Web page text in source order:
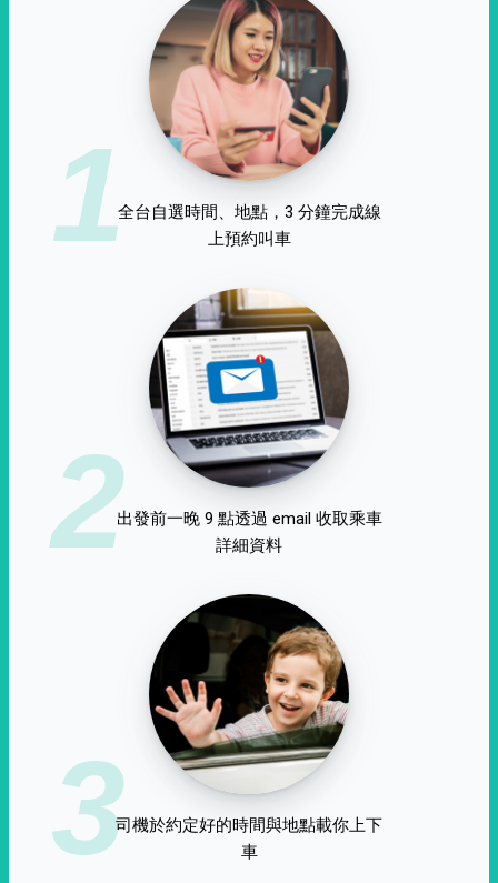
1全台自選時間、地點，3 分鐘完成線
上預約叫車
2出發前一晚 9 點透過 email 收取乘車
詳細資料
3司機於約定好的時間與地點載你上下
車